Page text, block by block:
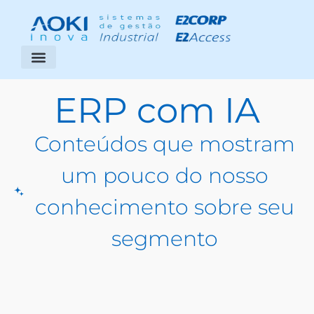
ERP com IA
Conteúdos que mostram
um pouco do nosso
conhecimento sobre seu
segmento